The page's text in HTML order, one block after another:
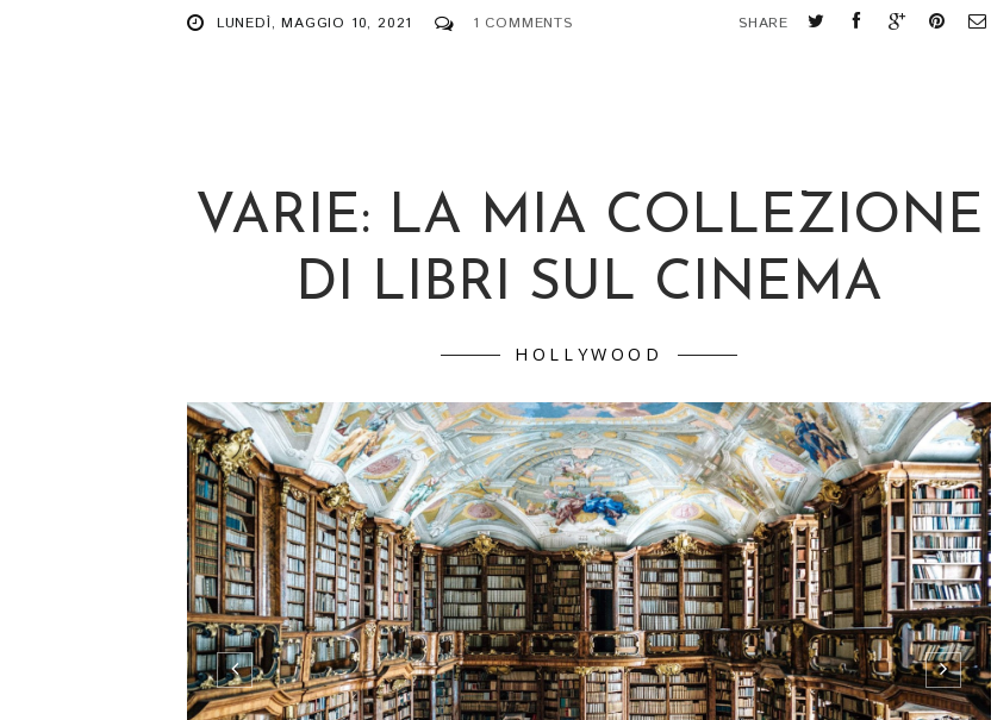
LUNEDÌ, MAGGIO 10, 2021 1 COMMENTS SHARE
VARIE: LA MIA COLLEZIONE
DI LIBRI SUL CINEMA
HOLLYWOOD